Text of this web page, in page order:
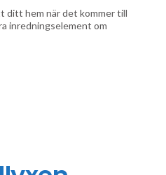
ditt hem när det kommer till
inredningselement om